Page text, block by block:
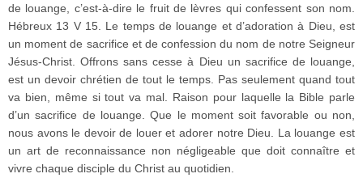
de louange, c’est-à-dire le fruit de lèvres qui confessent son nom.
Hébreux 13 V 15. Le temps de louange et d’adoration à Dieu, est
un moment de sacrifice et de confession du nom de notre Seigneur
Jésus-Christ. Offrons sans cesse à Dieu un sacrifice de louange,
est un devoir chrétien de tout le temps. Pas seulement quand tout
va bien, même si tout va mal. Raison pour laquelle la Bible parle
d’un sacrifice de louange. Que le moment soit favorable ou non,
nous avons le devoir de louer et adorer notre Dieu. La louange est
un art de reconnaissance non négligeable que doit connaître et
vivre chaque disciple du Christ au quotidien.